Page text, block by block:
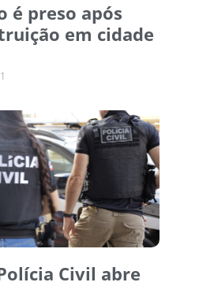
é preso após
em cidade
Civil abre